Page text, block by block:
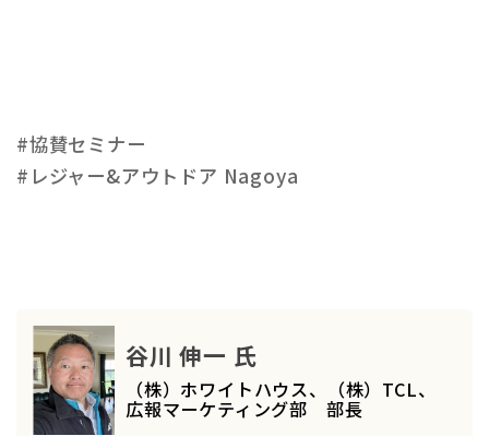
#協賛セミナー
#レジャー&アウトドア Nagoya
谷川 伸一 氏
（株）ホワイトハウス、（株）TCL、
広報マーケティング部 部長